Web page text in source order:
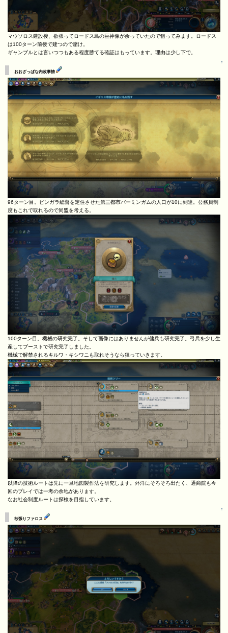
マウソロス建設後、欲張ってロードス島の巨神像が余っていたので狙ってみます。ロードス
は100ターン前後で建つので賭け。
ギャンブルとは言いつつもある程度勝てる確証はもっています。理由は少し下で。
↑
おおざっぱな内政事情
96ターン目。ピンガラ総督を定住させた第三都市バーミンガムの人口が10に到達。公務員制
度もこれで取れるので同盟を考える。
100ターン目。機械の研究完了。そして画像にはありませんが傭兵も研究完了。弓兵を少し生
産してブーストで研究完了しました。
機械で解禁されるキルワ・キシワニも取れそうなら狙っていきます。
以降の技術ルートは先に一旦地図製作法を研究します。外洋にそろそろ出たく、通商院も今
回のプレイでは一考の余地があります。
なお社会制度ルートは探検を目指しています。
↑
欲張りファロス